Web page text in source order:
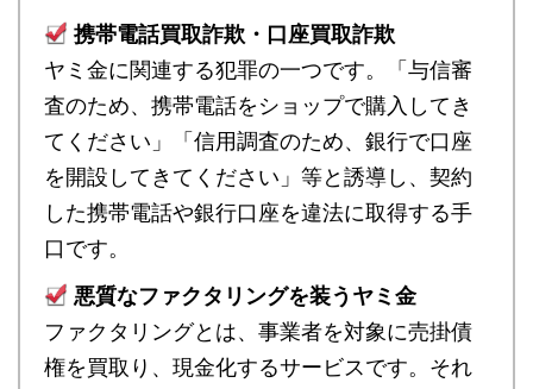
携帯電話買取詐欺・口座買取詐欺
ヤミ金に関連する犯罪の一つです。「与信審
査のため、携帯電話をショップで購入してき
てください」「信用調査のため、銀行で口座
を開設してきてください」等と誘導し、契約
した携帯電話や銀行口座を違法に取得する手
口です。
悪質なファクタリングを装うヤミ金
ファクタリングとは、事業者を対象に売掛債
権を買取り、現金化するサービスです。それ